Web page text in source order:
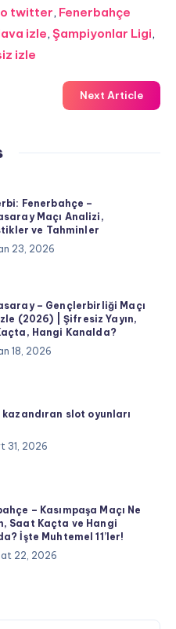
twitter, Fenerbahçe
izle, Şampiyonlar Ligi,
izle
Next Article
Fenerbahçe –
Maçı Analizi,
ve Tahminler
23, 2026
– Gençlerbirliği Maçı
(2026) | Şifresiz Yayın,
Hangi Kanalda?
18, 2026
kazandıran slot oyunları
31, 2026
– Kasımpaşa Maçı Ne
Saat Kaçta ve Hangi
İşte Muhtemel 11’ler!
22, 2026